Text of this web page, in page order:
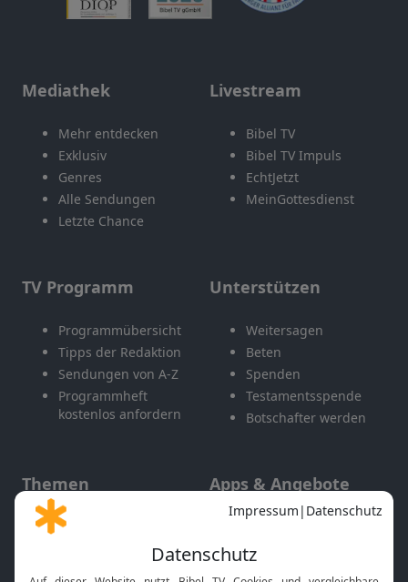
Mediathek
Mehr entdecken
Exklusiv
Genres
Alle Sendungen
Letzte Chance
Livestream
Bibel TV
Bibel TV Impuls
EchtJetzt
MeinGottesdienst
TV Programm
Programmübersicht
Tipps der Redaktion
Sendungen von A-Z
Programmheft
kostenlos anfordern
Unterstützen
Weitersagen
Beten
Spenden
Testamentsspende
Botschafter werden
Themen
Gott und Bibel erklärt
Apps & Angebote
Mobile App